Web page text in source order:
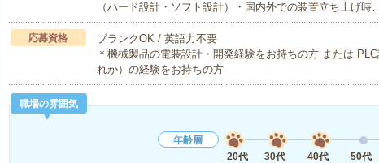
（ハード設計・ソフト設計）・国内外での装置立ち上げ時
応募資格
ブランクOK / 英語力不要
＊機械製品の電装設計・開発経験をお持ちの方 または
れか）の経験をお持ちの方
職場の雰囲気
年齢層
20代
30代 40代 50代